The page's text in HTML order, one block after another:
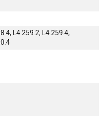
L4.259.2, L4.259.4,